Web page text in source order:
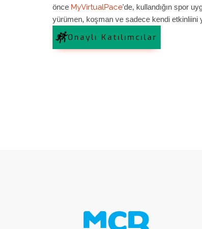
önce MyVirtualPace'de, kullandığın spor
yürümen, koşman ve sadece kendi etkinliini
Onaylı Katılımcılar
Bosphorun Quarter Marathon
Sports Event Agency
olarak adlandırılmıştır.